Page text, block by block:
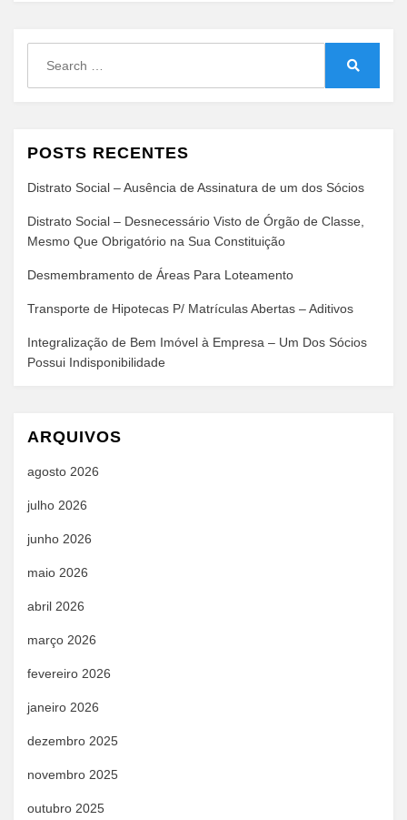
POSTS RECENTES
Distrato Social – Ausência de Assinatura de um dos Sócios
Distrato Social – Desnecessário Visto de Órgão de Classe,
Mesmo Que Obrigatório na Sua Constituição
Desmembramento de Áreas Para Loteamento
Transporte de Hipotecas P/ Matrículas Abertas – Aditivos
Integralização de Bem Imóvel à Empresa – Um Dos Sócios
Possui Indisponibilidade
ARQUIVOS
agosto 2026
julho 2026
junho 2026
maio 2026
abril 2026
março 2026
fevereiro 2026
janeiro 2026
dezembro 2025
novembro 2025
outubro 2025